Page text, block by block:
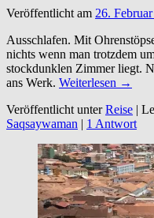
Veröffentlicht am 26.
Ausschlafen. Mit
nichts wenn man trotzdem
stockdunklen Zimmer liegt.
ans Werk. Weiterlesen →
Veröffentlicht unterReise |
Saqsaywaman | 1 Antwort